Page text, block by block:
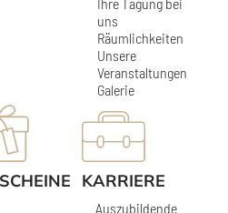
Ihre Tagung bei
uns
Räumlichkeiten
Unsere
Veranstaltungen
Galerie
KARRIERE
Auszubildende